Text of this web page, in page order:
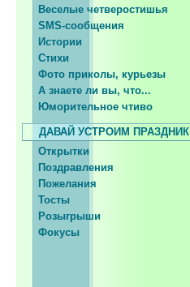
Веселые четверостишья
SMS-сообщения
Истории
Стихи
Фото приколы, курьезы
А знаете ли вы, что...
Юморительное чтиво
ДАВАЙ УСТРОИМ ПРАЗДНИК
Открытки
Поздравления
Пожелания
Тосты
Розыгрыши
Фокусы